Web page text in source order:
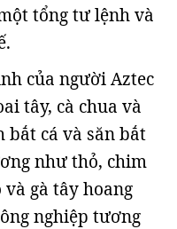
tổng tư lệnh và
của người Aztec
tây, cà chua và
bắt cá và săn bắt
như thỏ, chim
gà tây hoang
nghiệp tương